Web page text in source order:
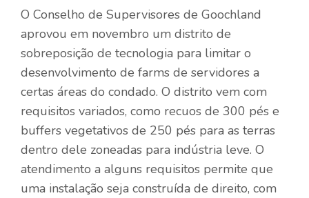
O Conselho de Supervisores de Goochland
aprovou em novembro um distrito de
sobreposição de tecnologia para limitar o
desenvolvimento de farms de servidores a
certas áreas do condado. O distrito vem com
requisitos variados, como recuos de 300 pés e
buffers vegetativos de 250 pés para as terras
dentro dele zoneadas para indústria leve. O
atendimento a alguns requisitos permite que
uma instalação seja construída de direito, com